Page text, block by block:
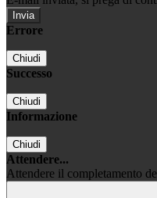
Errore
Chiudi
Successo
Chiudi
Informazione
Chiudi
Attendere...
Attendere il completamento